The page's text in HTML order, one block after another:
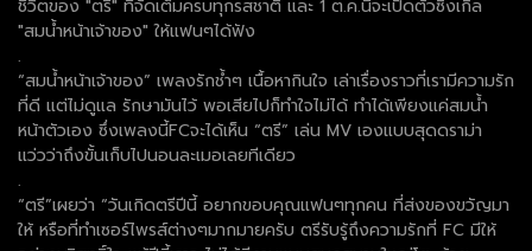
ชีวิตของ "ตรี" ที่จัดเต็มครบทุกรสชาติ และ 1 ต.ค.นี้จะเปิดตัวซิงเกิล
"สมน้ำหน้าเจ้าของ" ให้แฟนๆได้ฟัง
.
“สมน้ำหน้าเจ้าของ” เพลงรักช้ำๆ เนื้อหากินใจ เล่าเรื่องราวที่เรามีความรัก
ที่ดี แต่ไม่ดูแล รักษามันไว้ พอเสียไปก็ทำใจไม่ได้ ทำได้เพียงแค่สมน้ำ
หน้าตัวเอง ซึ่งเพลงนี้FCจะได้เห็น “ตรี” เล่น MV เองแบบสุดดราม่า
แว่วว่าถึงขั้นเก็บไปนอนละเมอเลยทีเดียว
.
“ตรี”เผยว่า “วันเกิดตรีปีนี้ อยากขอบคุณแฟนๆทุกคน ที่ส่งของขวัญมา
ให้ หรือที่ทำเซอร์ไพรส์ต่างๆมากมายครับ ตรีรับรู้ถึงความรักที่ FC มีให้